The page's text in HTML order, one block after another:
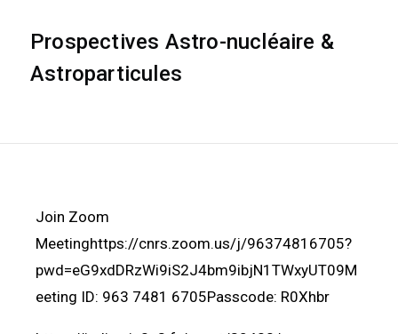
Prospectives Astro-nucléaire &
Astroparticules
Join Zoom
Meetinghttps://cnrs.zoom.us/j/96374816705?
pwd=eG9xdDRzWi9iS2J4bm9ibjN1TWxyUT09M
eeting ID: 963 7481 6705Passcode: R0Xhbr